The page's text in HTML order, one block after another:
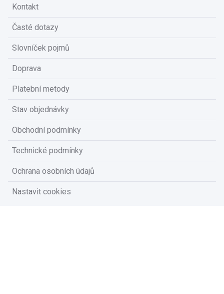
Kontakt
Časté dotazy
Slovníček pojmů
Doprava
Platební metody
Stav objednávky
Obchodní podmínky
Technické podmínky
Ochrana osobních údajů
Nastavit cookies